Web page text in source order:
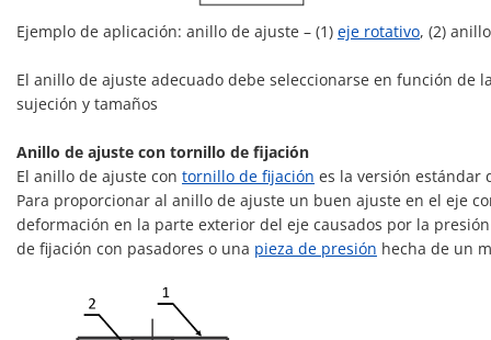
Ejemplo de aplicación: anillo de ajuste – (1) eje rotativo, (2)
El anillo de ajuste adecuado debe seleccionarse en función de
sujeción y tamaños
Anillo de ajuste con tornillo de fijación
El anillo de ajuste con tornillo de fijación es la versión estándar
Para proporcionar al anillo de ajuste un buen ajuste en el eje
deformación en la parte exterior del eje causados por la
de fijación con pasadores o una pieza de presión hecha de un